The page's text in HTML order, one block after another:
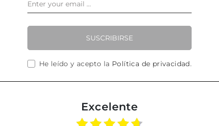
SUSCRIBIRSE
He leído y acepto la Política de privacidad.
Excelente